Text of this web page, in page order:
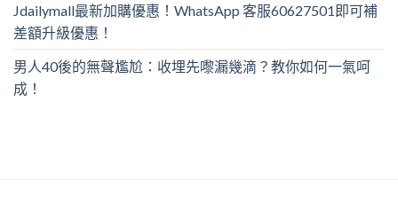
Jdailymall最新加購優惠！WhatsApp 客服60627501即可補
差額升級優惠！
男人40後的無聲尷尬：收埋先嚟漏幾滴？教你如何一氣呵
成！